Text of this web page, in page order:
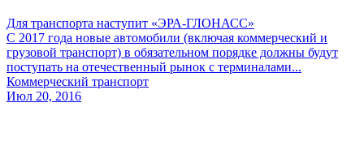
Для транспорта наступит «ЭРА-ГЛОНАСС»
С 2017 года новые автомобили (включая коммерческий и
грузовой транспорт) в обязательном порядке должны будут
поступать на отечественный рынок с терминалами...
Коммерческий транспорт
Июл 20, 2016